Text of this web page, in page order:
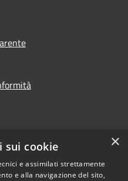
×
sui cookie
e assimilati strettamente
e alla navigazione del sito,